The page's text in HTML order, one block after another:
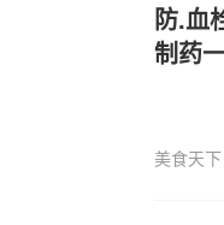
防.血
制药
美食天下